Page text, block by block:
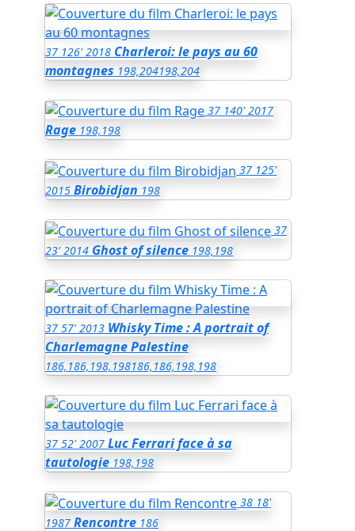
37 126' 2018 Charleroi: le pays au 60
montagnes 198,204198,204
37 140' 2017
Rage 198,198
37 125'
2015 Birobidjan 198
37
23' 2014 Ghost of silence 198,198
37 57' 2013 Whisky Time : A portrait of
Charlemagne Palestine
186,186,198,198186,186,198,198
37 52' 2007 Luc Ferrari face à sa
tautologie 198,198
38 18'
1987 Rencontre 186